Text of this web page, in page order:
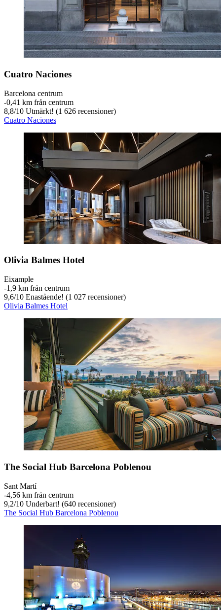
Cuatro Naciones
Barcelona centrum
‐0,41 km från centrum
8,8/10 Utmärkt! (1 626 recensioner)
Cuatro Naciones
Olivia Balmes Hotel
Eixample
‐1,9 km från centrum
9,6/10 Enastående! (1 027 recensioner)
Olivia Balmes Hotel
The Social Hub Barcelona Poblenou
Sant Martí
‐4,56 km från centrum
9,2/10 Underbart! (640 recensioner)
The Social Hub Barcelona Poblenou